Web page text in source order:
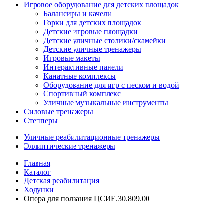
Игровое оборудование для детских площадок
Балансиры и качели
Горки для детских площадок
Детские игровые площадки
Детские уличные столики/скамейки
Детские уличные тренажеры
Игровые макеты
Интерактивные панели
Канатные комплексы
Оборудование для игр с песком и водой
Спортивный комплекс
Уличные музыкальные инструменты
Силовые тренажеры
Степперы
Уличные реабилитационные тренажеры
Эллиптические тренажеры
Главная
Каталог
Детская реабилитация
Ходунки
Опора для ползания ЦСИЕ.30.809.00